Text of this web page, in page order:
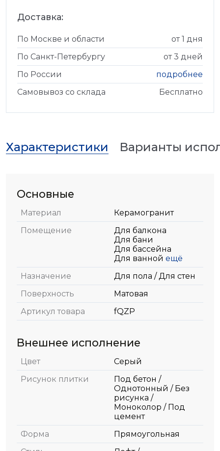
Доставка:
По Москве и области
от 1 дня
По Санкт-Петербургу
от 3 дней
По России
подробнее
Самовывоз со склада
Бесплатно
Характеристики Варианты
Основные
Материал
Керамогранит
Помещение
Для балкона
Для бани
Для бассейна
Для ванной ещё
Назначение
Для пола / Для стен
Поверхность
Матовая
Артикул товара
fQZP
Внешнее исполнение
Цвет
Серый
Рисунок плитки
Под бетон /
Однотонный / Без
рисунка /
Моноколор / Под
цемент
Форма
Прямоугольная